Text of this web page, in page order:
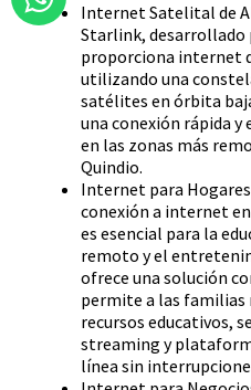
Internet Satelital de
Starlink, desarrollado
proporciona internet
utilizando una
satélites en órbita
una conexión rápida y
en las zonas más
Quindio.
Internet para Hogares
conexión a internet
es esencial para la
remoto y el
ofrece una solución
permite a las familias
recursos educativos,
streaming y
línea sin